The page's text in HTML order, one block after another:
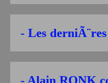
- Les
- Alain RONK